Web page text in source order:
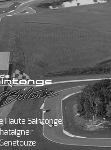
Haute Saintonge